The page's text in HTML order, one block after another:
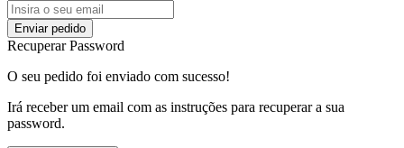
Enviar pedido
Recuperar Password
O seu pedido foi enviado com sucesso!
Irá receber um email com as instruções para recuperar a sua
password.